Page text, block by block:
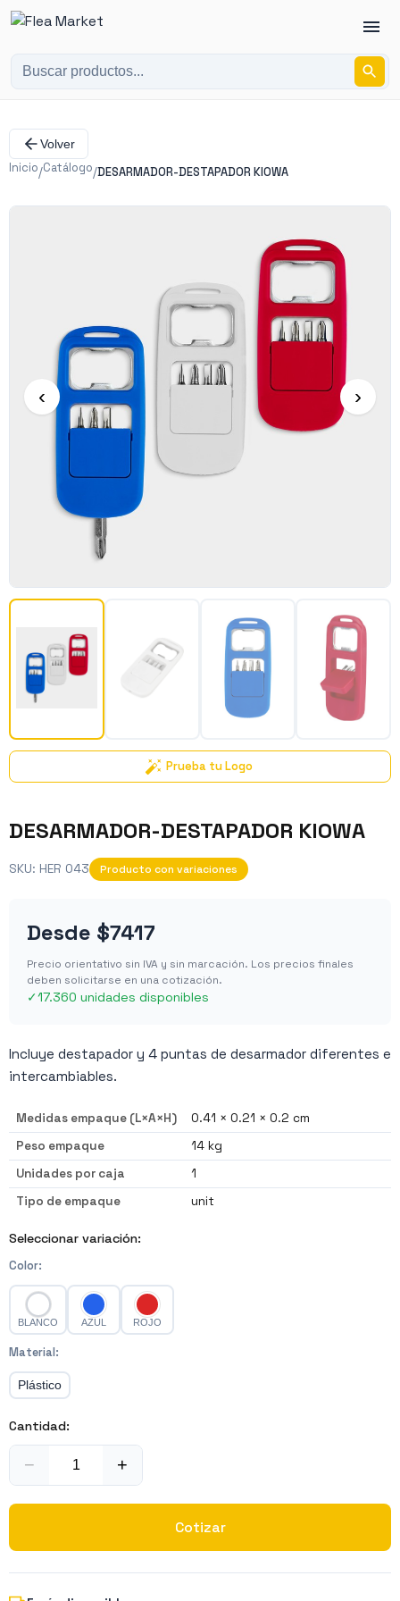
Volver
Inicio/Catálogo/DESARMADOR-DESTAPADOR KIOWA
‹ ›
Prueba tu Logo
DESARMADOR-DESTAPADOR KIOWA
SKU: HER 043 Producto con variaciones
Desde $7417
Precio orientativo sin IVA y sin marcación. Los precios finales
deben solicitarse en una cotización.
✓17.360 unidades disponibles
Incluye destapador y 4 puntas de desarmador diferentes e
intercambiables.
Medidas empaque (L×A×H)
0.41 × 0.21 × 0.2 cm
Peso empaque
14 kg
Unidades por caja
1
Tipo de empaque
unit
Seleccionar variación:
Color:
BLANCO AZUL ROJO
Material:
Plástico
Cantidad:
− +
Cotizar